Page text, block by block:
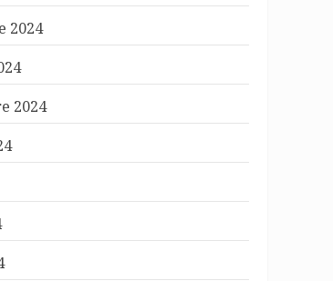
2024
2024